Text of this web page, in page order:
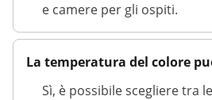
e camere per gli ospiti.
La temperatura del colore
Sì, è possibile scegliere tra